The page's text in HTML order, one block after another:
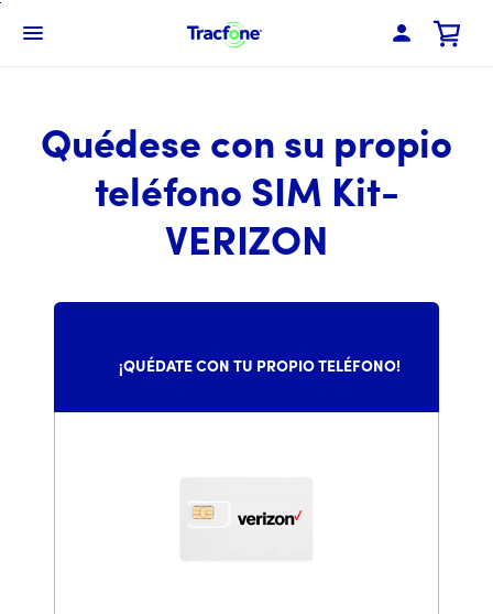
Main
Menú de barra de navegación
Quédese con su propio
teléfono SIM Kit-
VERIZON
        ¡QUÉDATE CON TU PROPIO TELÉFONO!